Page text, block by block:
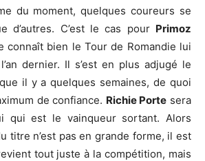
du moment, quelques coureurs se
d’autres. C’est le cas pour Primoz
connaît bien le Tour de Romandie lui
dernier. Il s’est en plus adjugé le
il y a quelques semaines, de quoi
de confiance. Richie Porte sera
qui est le vainqueur sortant. Alors
titre n’est pas en grande forme, il est
tout juste à la compétition, mais